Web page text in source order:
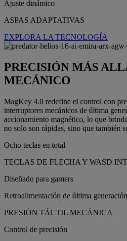
Ajuste dinámico
ASPAS ADAPTATIVAS
EXPLORA LA TECNOLOGÍA
PRECISIÓN MÁS
MECÁNICO
MagKey 4.0 redefine el control con
interruptores mecánicos de última
accionamiento magnético, lo que
no solo son rápidas, sino que también
Ocho teclas en total
TECLAS DE FLECHA Y WASD
Diseñado para gamers
Retroalimentación de última generación
PRESIÓN TÁCTIL MECÁNICA
Control de precisión